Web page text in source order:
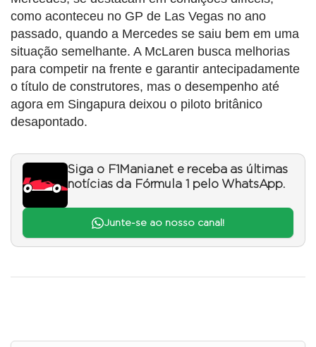
como aconteceu no GP de Las Vegas no ano
passado, quando a Mercedes se saiu bem em uma
situação semelhante. A McLaren busca melhorias
para competir na frente e garantir antecipadamente
o título de construtores, mas o desempenho até
agora em Singapura deixou o piloto britânico
desapontado.
Siga o F1Mania.net e receba as últimas
notícias da Fórmula 1 pelo WhatsApp.
Junte-se ao nosso canal!